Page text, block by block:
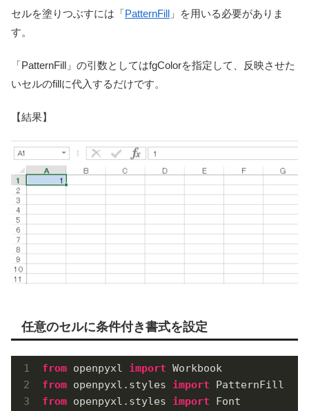
セルを塗りつぶすには「PatternFill 」を用いる必要がありま
す。
「PatternFill」の引数としてはfgColorを指定して、反映させた
いセルのfillに代入するだけです。
【結果】
任意のセルに条件付き書式を設定
from openpyxl import
from openpyxl.styles import
from openpyxl.styles import